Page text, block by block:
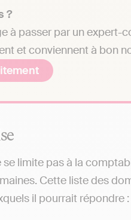
?
à passer par un expert-
et conviennent à bon
limite pas à la
Cette liste des
il pourrait répondre :